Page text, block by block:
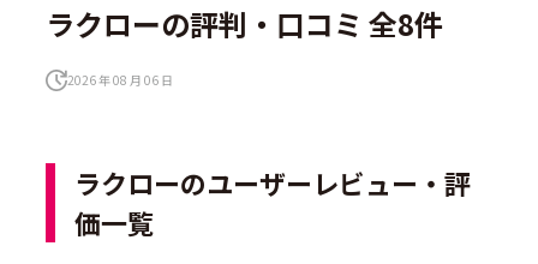
ラクローの評判・口コミ 全8件
2026 年 08 月 06 日
ラクローのユーザーレビュー・評
価一覧